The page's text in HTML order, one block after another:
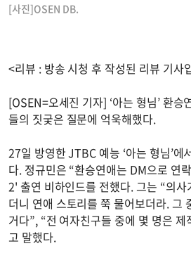
[사진]OSEN DB.
<리뷰 : 방송 시청 후 작성된 리뷰 기사
[OSEN=오세진 기자] ‘아는 형님’ 환승
들의 짓궂은 질문에 억욱해했다.
27일 방영한 JTBC 예능 ‘아는 형님’에
다. 정규민은 “환승연애는 DM으로 연
2' 출연 비하인드를 전했다. 그는 “의사
더니 연애 스토리를 쭉 물어보더라. 그
거다”, “전 여자친구들 중에 몇 명은
고 말했다.